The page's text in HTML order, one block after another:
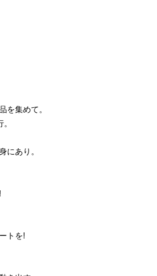
を集めて。
にあり。
トを!